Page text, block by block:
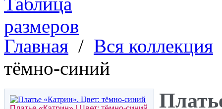
Главная / Вся коллекция
тёмно-синий